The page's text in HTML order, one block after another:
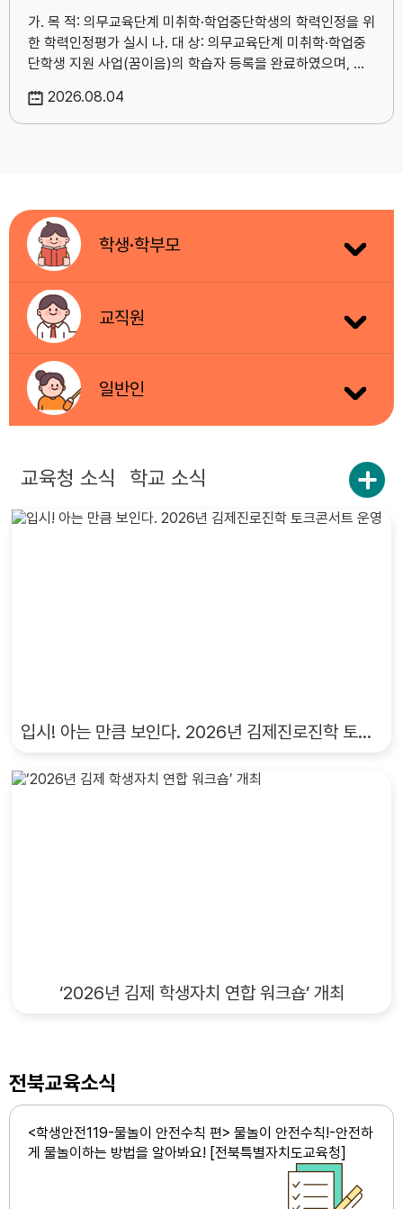
가. 목 적: 의무교육단계 미취학·학업중단학생의 학력인정을 위
한 학력인정평가 실시 나. 대 상: 의무교육단계 미취학·학업중
단학생 지원 사업(꿈이음)의 학습자 등록을 완료하였으며, 학
위원회에서 학력인정 평가기준에 의거하여 별도로 평가함 라.
기 간 - 안내문 게시: 2026.08.03.(월)∼2026.08.24.(월)
2026.08.18.(화)∼2026.08.24.(월)까지 마. 접수방법 및 접
수처 1) 접수방법: 신청서 및 제반서류를 우편으로 접수 2)
접 수 처 - 우편 접수: (27873) 충청북도 진천군 덕산읍 교
학로 7 한국교육개발원 417호 디지털교육지원
센터 꿈이음팀 학력인정평가 담당자 앞 ※ 자세한 내용은
[붙임1] 하반기 학력인정평가(제18차) 시행 공고 안내문 참조
바. 문 의: 한국교육개발원 디지털교육지원센터 꿈이음팀
학력인정평가 담당자(043-530-9716,
eung5@kedi.re.kr)
2026 08.04
학생·학부모
교직원
일반인
교육청 소식 학교 소식
입시! 아는 만큼 보인다. 2026년 김제진로진학 토크콘서트 운영
‘2026년 김제 학생자치 연합 워크숍’ 개최
전북교육소식
<학생안전119-물놀이 안전수칙 편> 물놀이 안전수칙!-안전하
게 물놀이하는 방법을 알아봐요! [전북특별자치도교육청]